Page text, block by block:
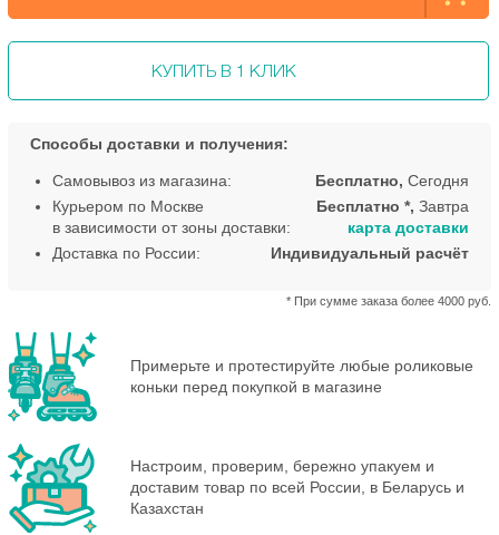
КУПИТЬ В 1 КЛИК
Способы доставки и получения:
Самовывоз из магазина: Бесплатно, Сегодня
Курьером по Москве
в зависимости от зоны доставки:
Бесплатно *, Завтра
* При сумме заказа более 4000 руб.
карта доставки
Доставка по России:
Индивидуальный расчёт
Примерьте и протестируйте любые роликовые
коньки перед покупкой в магазине
Настроим, проверим, бережно упакуем и
доставим товар по всей России, в Беларусь и
Казахстан